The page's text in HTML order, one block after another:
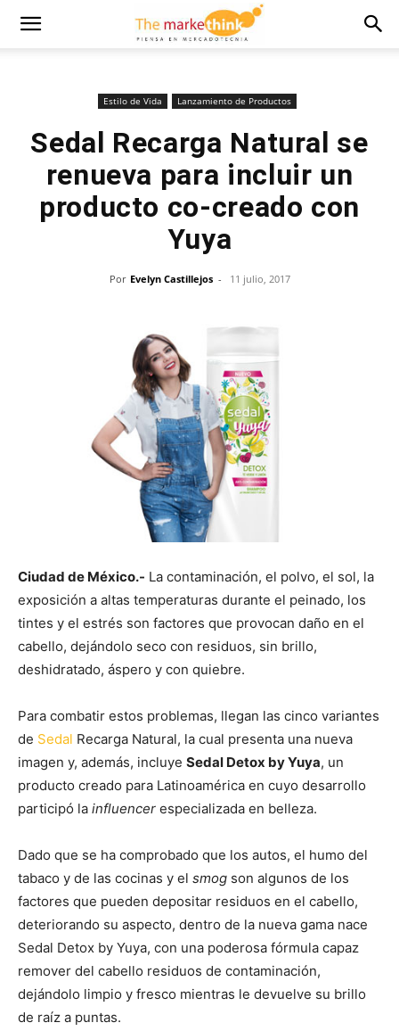
Estilo de Vida Lanzamiento de Productos
Sedal Recarga Natural se
renueva para incluir un
producto co-creado con
Yuya
Por Evelyn Castillejos - 11 julio, 2017
Ciudad de México.- La contaminación, el polvo, el sol, la
exposición a altas temperaturas durante el peinado, los
tintes y el estrés son factores que provocan daño en el
cabello, dejándolo seco con residuos, sin brillo,
deshidratado, áspero y con quiebre.
Para combatir estos problemas, llegan las cinco variantes
de Sedal Recarga Natural, la cual presenta una nueva
imagen y, además, incluye Sedal Detox by Yuya, un
producto creado para Latinoamérica en cuyo desarrollo
participó la influencer especializada en belleza.
Dado que se ha comprobado que los autos, el humo del
tabaco y de las cocinas y el smog son algunos de los
factores que pueden depositar residuos en el cabello,
deteriorando su aspecto, dentro de la nueva gama nace
Sedal Detox by Yuya, con una poderosa fórmula capaz
remover del cabello residuos de contaminación,
dejándolo limpio y fresco mientras le devuelve su brillo
de raíz a puntas.